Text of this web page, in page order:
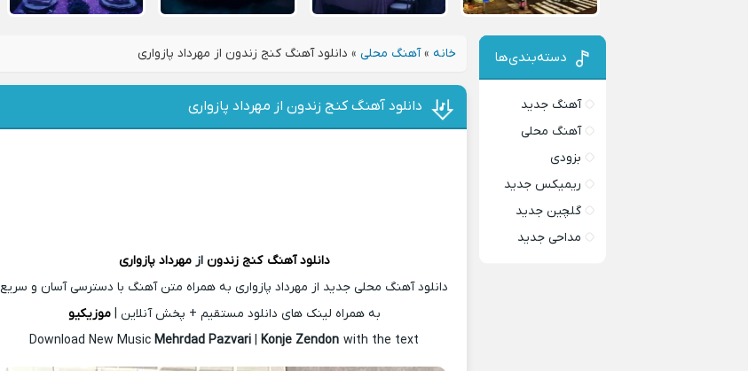
خانه »آهنگ محلی » دانلود آهنگ کنج زندون از مهرداد پازواری
دانلود آهنگ کنج زندون از مهرداد پازواری
دانلود آهنگ کنج زندون ازمهرداد پازواری
دانلود آهنگ محلی جدید از مهرداد پازواری به همراه متن آهنگ با دسترسی آسان و سریع
به همراه لینک های دانلود مستقیم + پخش آنلاین |موزیکیو
Download New MusicMehrdad Pazvari |Konje Zendonwith the text
دسته‌بندی‌ها
آهنگ جدید
آهنگ محلی
بزودی
ریمیکس جدید
گلچین جدید
مداحی جدید